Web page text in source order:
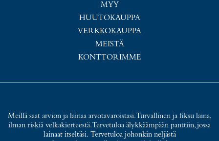
MYY
HUUTOKAUPPA
VERKKOKAUPPA
MEISTÄ
KONTTORIMME
Meillä saat arvion ja lainaa arvotavaroistasi. Turvallinen ja fiksu laina,
ilman riskiä velkakierteestä. Tervetuloa älykkäämpään panttiin, jossa
lainaat itseltäsi. Tervetuloa johonkin neljästä